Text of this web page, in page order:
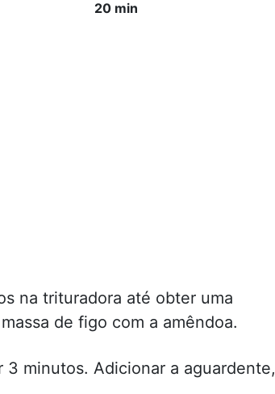
20 min
na trituradora até obter uma
de figo com a amêndoa.
minutos. Adicionar a aguardente,